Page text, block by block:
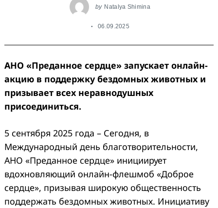
by Natalya Shimina
06.09.2025
АНО «Преданное сердце» запускает онлайн-
акцию в поддержку бездомных животных и
призывает всех неравнодушных
присоединиться.
5 сентября 2025 года – Сегодня, в
Международный день благотворительности,
АНО «Преданное сердце» инициирует
вдохновляющий онлайн-флешмоб «Доброе
сердце», призывая широкую общественность
поддержать бездомных животных. Инициативу